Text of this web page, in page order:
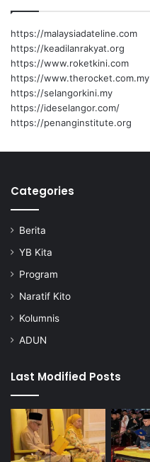
i
b
o
l
a
s
e
p
https://malaysiadateline.com
https://keadilanrakyat.org
https://www.roketkini.com
https://www.therocket.com.my
https://selangorkini.my
https://ideselangor.com/
https://penanginstitute.org
Categories
Berita
YB Kita
Program
Naratif Kito
Kolumnis
ADUN
Last Modified Posts